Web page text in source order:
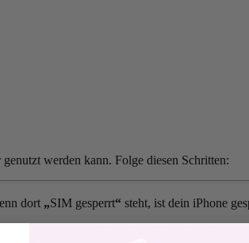
werden kann. Folge diesen Schritten:
dort „SIM gesperrt“ steht, ist dein iPhone